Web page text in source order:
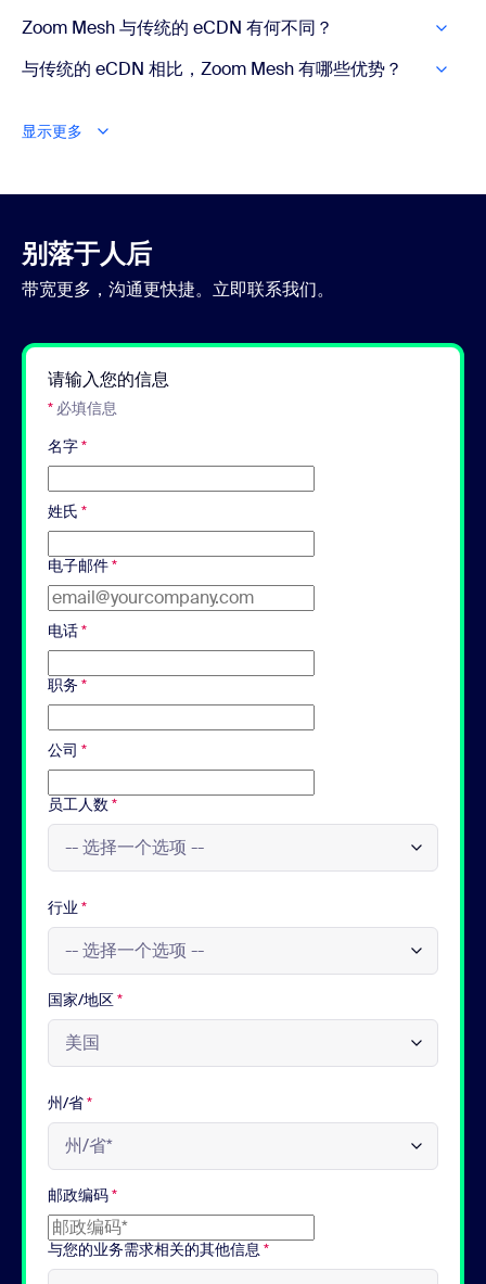
Zoom Mesh 与传统的 eCDN 有何不同？
与传统的 eCDN 相比，Zoom Mesh 有哪些优势？
显示更多
别落于人后
带宽更多，沟通更快捷。立即联系我们。
请输入您的信息
* 必填信息
名字*
姓氏 *
电子邮件*
电话*
职务 *
公司 *
员工人数 *
行业 *
国家/地区*
州/省*
邮政编码*
与您的业务需求相关的其他信息 *